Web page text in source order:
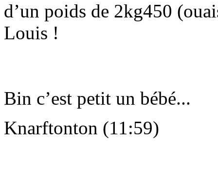
d’un poids de 2kg450
Louis !
Bin c’est petit un bébé...
Knarftonton (11:59)